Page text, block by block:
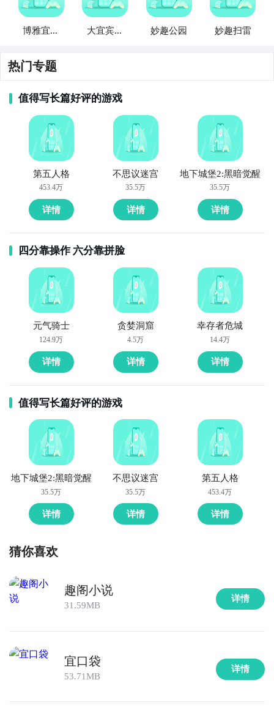
7. 《麻将大师》：这是一款经典的中国麻将游戏，规则
简单易懂。与其他玩家进行对局，组合成各种特定的牌
大师。
8. 《三国杀》：在这款扑克棋牌游戏中，你将进入三国
时期，扮演不同的武将角色。使用你的策略和技能，与
其他玩家进行战斗，争夺最终的胜利。体验三国的战争
与策略吧。
9. 《斗地主之王》：成为一名地主的王者吧！在这款游
戏中，你将与其他玩家进行对决，使用你的智慧和策略
赢得每一局的胜利。挑战不同的级别，成为斗地主之
将扮演一位赌徒，通过和其他玩家竞技，争夺最终的胜
利。利用你的智慧和运气，尽量赢得更多的筹码和财
富。
博雅宜宾
大宜宾棋
妙趣公园 妙趣扫雷
热门专题
值得写长篇好评的游戏
第五人格
453.4万
详情
不思议迷宫
35.5万
详情
地下城堡2:黑暗觉醒
35.5万
详情
四分靠操作 六分靠拼脸
元气骑士
124.9万
详情
贪婪洞窟
4.5万
详情
幸存者危城
14.4万
详情
值得写长篇好评的游戏
地下城堡2:黑暗觉醒
35.5万
详情
不思议迷宫
35.5万
详情
第五人格
453.4万
详情
猜你喜欢
趣阁小说
31.59MB
详情
宜口袋
53.71MB
详情